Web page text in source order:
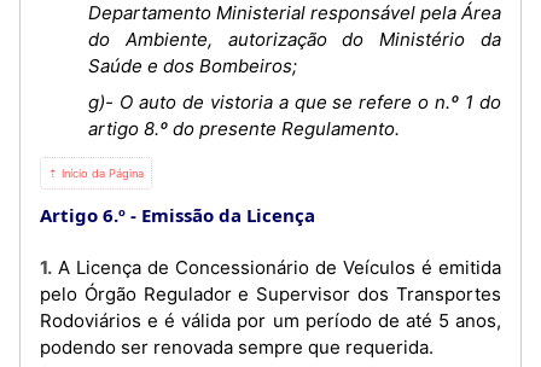
Departamento Ministerial responsável pela Área
do Ambiente, autorização do Ministério da
Saúde e dos Bombeiros;
g)- O auto de vistoria a que se refere o n.º 1 do
artigo 8.º do presente Regulamento.
⇡ Início da Página
Artigo 6.º Emissão da Licença
1. A Licença de Concessionário de Veículos é emitida
pelo Órgão Regulador e Supervisor dos Transportes
Rodoviários e é válida por um período de até 5 anos,
podendo ser renovada sempre que requerida.